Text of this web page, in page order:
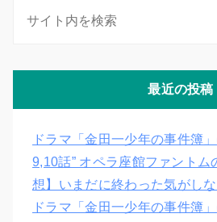
最近の投稿
ドラマ「金田一少年の事件簿
9,10話” オペラ座館ファントム
想】いまだに終わった気がし
ドラマ「金田一少年の事件簿